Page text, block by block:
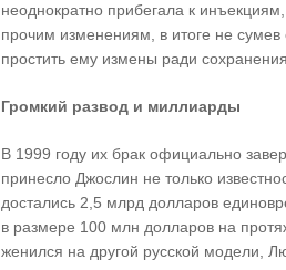
неоднократно прибегала к
прочим изменениям, в итоге не сумев
простить ему измены ради
Громкий развод и миллиарды
В 1999 году их брак официально
принесло Джослин не только
достались 2,5 млрд долларов
в размере 100 млн долларов на
женился на другой русской модели,